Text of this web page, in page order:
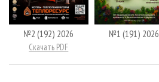
№2 (192) 2026
Скачать PDF
№1 (191) 2026